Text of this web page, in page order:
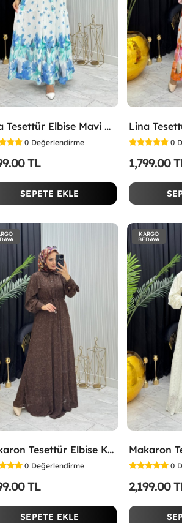
Lina Tesettür Elbise Mavi Mavi
0 Değerlendirme
TL
SEPETE EKLE
0
1,799.00
Makaron Tesettür Elbise Kahverengi Kahverengi
0 Değerlendirme
TL
SEPETE EKLE
KARGO
BEDAVA
0
2,199.00